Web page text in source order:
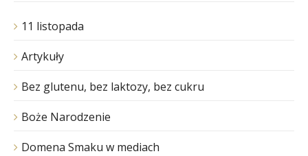
11 listopada
Artykuły
Bez glutenu, bez laktozy, bez cukru
Boże Narodzenie
Domena Smaku w mediach